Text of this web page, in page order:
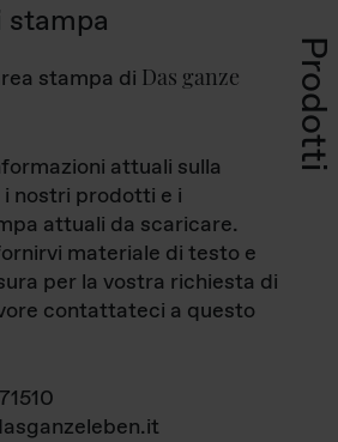
Prodotti
stampa di Das ganze
attuali sulla
nostri prodotti e i
attuali da scaricare.
materiale di testo e
per la vostra richiesta di
contattateci a questo